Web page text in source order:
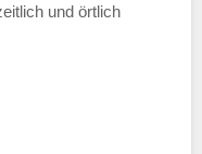
und örtlich